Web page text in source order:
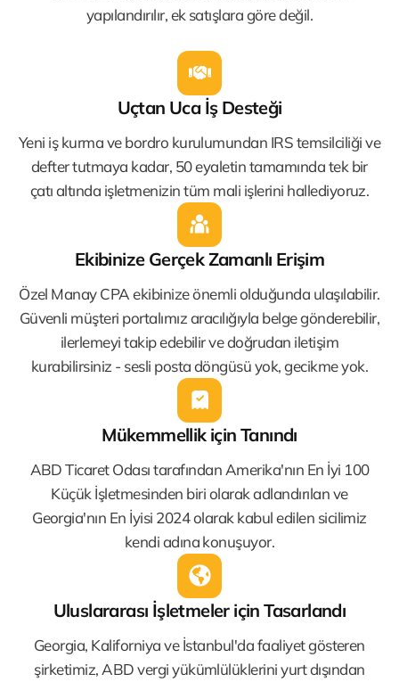
yapılandırılır, ek satışlara göre değil.
Uçtan Uca İş Desteği
Yeni iş kurma ve bordro kurulumundan IRS temsilciliği ve
defter tutmaya kadar, 50 eyaletin tamamında tek bir
çatı altında işletmenizin tüm mali işlerini hallediyoruz.
Ekibinize Gerçek Zamanlı Erişim
Özel Manay CPA ekibinize önemli olduğunda ulaşılabilir.
Güvenli müşteri portalımız aracılığıyla belge gönderebilir,
ilerlemeyi takip edebilir ve doğrudan iletişim
kurabilirsiniz - sesli posta döngüsü yok, gecikme yok.
Mükemmellik için Tanındı
ABD Ticaret Odası tarafından Amerika'nın En İyi 100
Küçük İşletmesinden biri olarak adlandırılan ve
Georgia'nın En İyisi 2024 olarak kabul edilen sicilimiz
kendi adına konuşuyor.
Uluslararası İşletmeler için Tasarlandı
Georgia, Kaliforniya ve İstanbul'da faaliyet gösteren
şirketimiz, ABD vergi yükümlülüklerini yurt dışından